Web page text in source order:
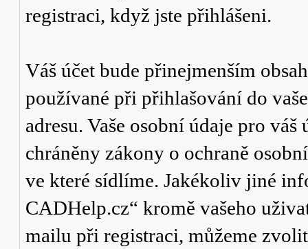
registraci, když jste přihlášeni.
Váš účet bude přinejmenším
používané při přihlašování do
adresu. Vaše osobní údaje pro
chráněny zákony o ochraně
ve které sídlíme. Jakékoliv jiné
CADHelp.cz“ kromě vašeho
mailu při registraci, můžeme